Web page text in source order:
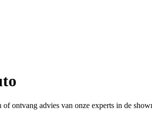
ontvang advies van onze experts in de